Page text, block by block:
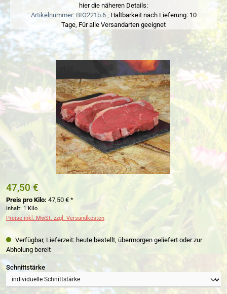
hier die näheren Details:
Artikelnummer: BIO221b.6 , Haltbarkeit nach Lieferung: 10
Tage, Für alle Versandarten geeignet
47,50 €
Preis pro Kilo: 47,50 € *
Inhalt: 1 Kilo
Preise inkl. MwSt. zzgl. Versandkosten
Verfügbar, Lieferzeit: heute bestellt, übermorgen geliefert oder zur
Abholung bereit
Schnittstärkeauswählen